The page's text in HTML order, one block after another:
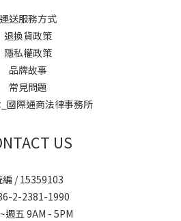
運送服務方式
退換貨政策
隱私權政策
品牌故事
常見問題
國際通商法律事務所
US
編 / 15359103
2-2381-1990
週五 9AM - 5PM